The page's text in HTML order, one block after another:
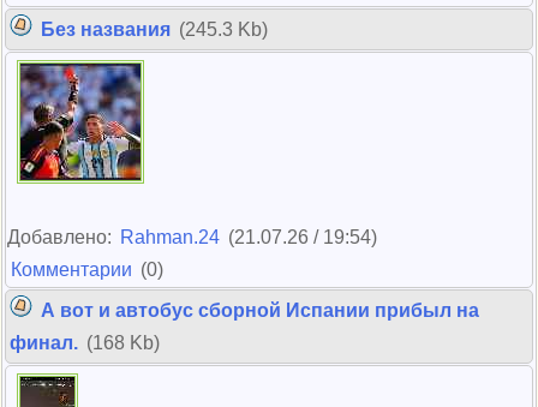
Без названия (245.3 Kb)
Добавлено: Rahman.24 (21.07.26 / 19:54)
Комментарии (0)
А вот и автобус сборной Испании прибыл на
финал. (168 Kb)